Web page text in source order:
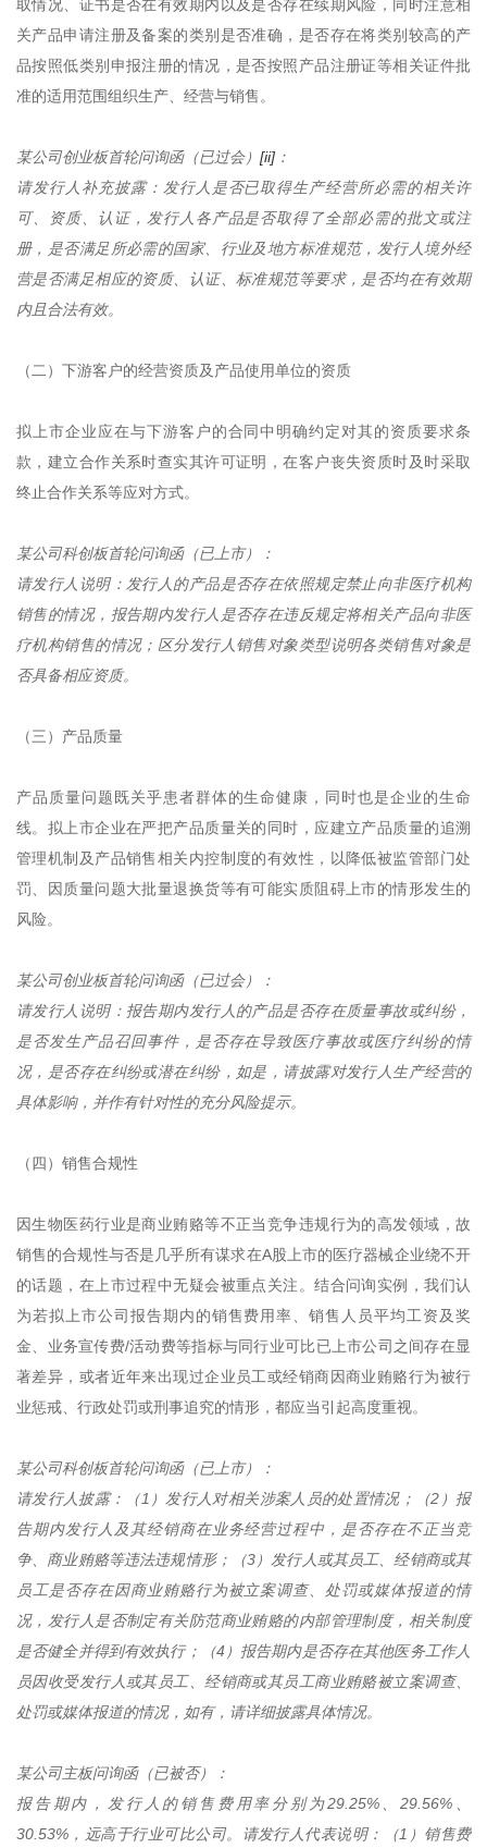
取情况、证书是否在有效期内以及是否存在续期风险，同时注意相
关产品申请注册及备案的类别是否准确，是否存在将类别较高的产
品按照低类别申报注册的情况，是否按照产品注册证等相关证件批
准的适用范围组织生产、经营与销售。
某公司创业板首轮问询函（已过会） [ii] ：
请发行人补充披露：发行人是否已取得生产经营所必需的相关许
可、资质、认证，发行人各产品是否取得了全部必需的批文或注
册，是否满足所必需的国家、行业及地方标准规范，发行人境外经
营是否满足相应的资质、认证、标准规范等要求，是否均在有效期
内且合法有效。
（二）下游客户的经营资质及产品使用单位的资质
拟上市企业应在与下游客户的合同中明确约定对其的资质要求条
款，建立合作关系时查实其许可证明，在客户丧失资质时及时采取
终止合作关系等应对方式。
某公司科创板首轮问询函（已上市）：
请发行人说明：发行人的产品是否存在依照规定禁止向非医疗机构
销售的情况，报告期内发行人是否存在违反规定将相关产品向非医
疗机构销售的情况；区分发行人销售对象类型说明各类销售对象是
否具备相应资质。
（三）产品质量
产品质量问题既关乎患者群体的生命健康，同时也是企业的生命
线。拟上市企业在严把产品质量关的同时，应建立产品质量的追溯
管理机制及产品销售相关内控制度的有效性，以降低被监管部门处
罚、因质量问题大批量退换货等有可能实质阻碍上市的情形发生的
风险。
某公司创业板首轮问询函（已过会）：
请发行人说明：报告期内发行人的产品是否存在质量事故或纠纷，
是否发生产品召回事件，是否存在导致医疗事故或医疗纠纷的情
况，是否存在纠纷或潜在纠纷，如是，请披露对发行人生产经营的
具体影响，并作有针对性的充分风险提示。
（四）销售合规性
因生物医药行业是商业贿赂等不正当竞争违规行为的高发领域，故
销售的合规性与否是几乎所有谋求在A股上市的医疗器械企业绕不开
的话题，在上市过程中无疑会被重点关注。结合问询实例，我们认
为若拟上市公司报告期内的销售费用率、销售人员平均工资及奖
金、业务宣传费/活动费等指标与同行业可比已上市公司之间存在显
著差异，或者近年来出现过企业员工或经销商因商业贿赂行为被行
业惩戒、行政处罚或刑事追究的情形，都应当引起高度重视。
某公司科创板首轮问询函（已上市）：
请发行人披露：（1）发行人对相关涉案人员的处置情况；（2）报
告期内发行人及其经销商在业务经营过程中，是否存在不正当竞
争、商业贿赂等违法违规情形；（3）发行人或其员工、经销商或其
员工是否存在因商业贿赂行为被立案调查、处罚或媒体报道的情
况，发行人是否制定有关防范商业贿赂的内部管理制度，相关制度
是否健全并得到有效执行；（4）报告期内是否存在其他医务工作人
员因收受发行人或其员工、经销商或其员工商业贿赂被立案调查、
处罚或媒体报道的情况，如有，请详细披露具体情况。
某公司主板问询函（已被否）：
报告期内，发行人的销售费用率分别为29.25%、29.56%、
30.53%，远高于行业可比公司。请发行人代表说明：（1）销售费